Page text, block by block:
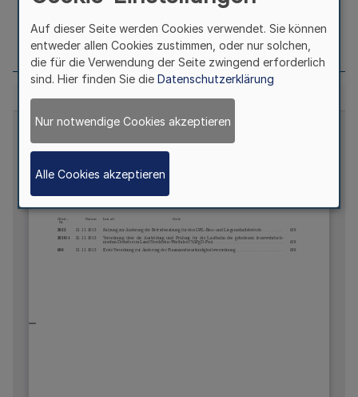
Seite 688
Auf dieser Seite werden Cookies verwendet. Sie können
entweder allen Cookies zustimmen, oder nur solchen,
die für die Verwendung der Seite zwingend erforderlich
sind. Hier finden Sie die Datenschutzerklärung
Nur notwendige Cookies akzeptieren
Alle Cookies akzeptieren